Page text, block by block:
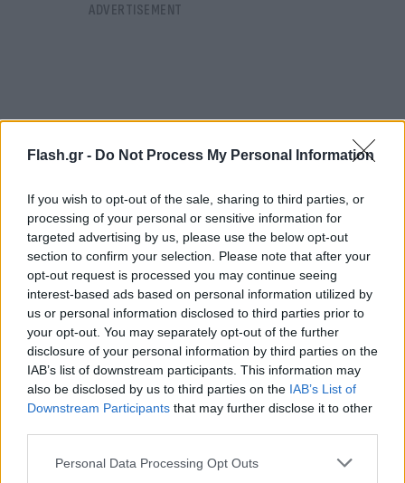
Flash.gr - Do Not Process My Personal Information
If you wish to opt-out of the sale, sharing to third parties, or
processing of your personal or sensitive information for
targeted advertising by us, please use the below opt-out
section to confirm your selection. Please note that after your
opt-out request is processed you may continue seeing
interest-based ads based on personal information utilized by
us or personal information disclosed to third parties prior to
your opt-out. You may separately opt-out of the further
disclosure of your personal information by third parties on the
IAB’s list of downstream participants. This information may
also be disclosed by us to third parties on the IAB’s List of
Downstream Participants that may further disclose it to other
Please note that this website/app uses one or more Google
Personal Data Processing Opt Outs
«Επιπλέον, η εσωτερική ζήτηση δείχνει μια
ορισμένη ανθεκτικότητα χάρη στον έλεγχο των
επιπτώσεων των κυρώσεων στον εσωτερικό
χρηματοοικονομικό τομέα και η αγορά εργασίας
πλήττεται λιγότερο από ότι προβλεπόταν»,